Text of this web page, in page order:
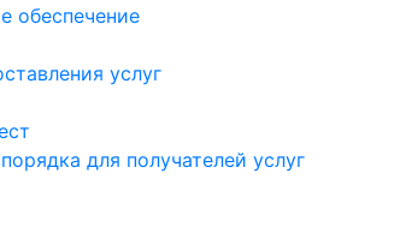
обеспечение
услуг
для получателей услуг